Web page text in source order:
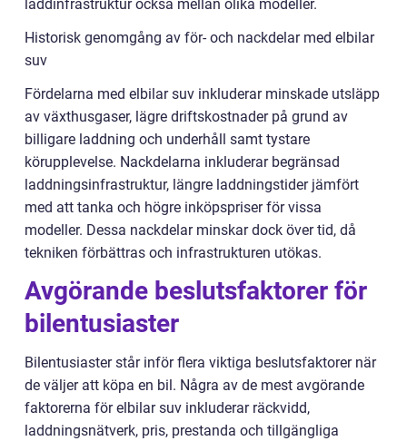
laddinfrastruktur också mellan olika modeller.
Historisk genomgång av för- och nackdelar med elbilar
suv
Fördelarna med elbilar suv inkluderar minskade utsläpp
av växthusgaser, lägre driftskostnader på grund av
billigare laddning och underhåll samt tystare
körupplevelse. Nackdelarna inkluderar begränsad
laddningsinfrastruktur, längre laddningstider jämfört
med att tanka och högre inköpspriser för vissa
modeller. Dessa nackdelar minskar dock över tid, då
tekniken förbättras och infrastrukturen utökas.
Avgörande beslutsfaktorer för
bilentusiaster
Bilentusiaster står inför flera viktiga beslutsfaktorer när
de väljer att köpa en bil. Några av de mest avgörande
faktorerna för elbilar suv inkluderar räckvidd,
laddningsnätverk, pris, prestanda och tillgängliga